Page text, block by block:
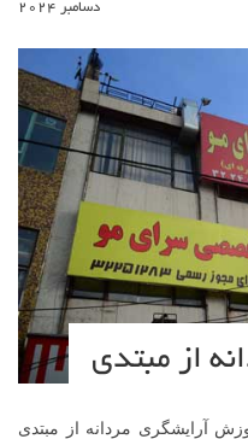
دسامبر 2024
از مبتدی
آرایشگری مردانه از مبتدی